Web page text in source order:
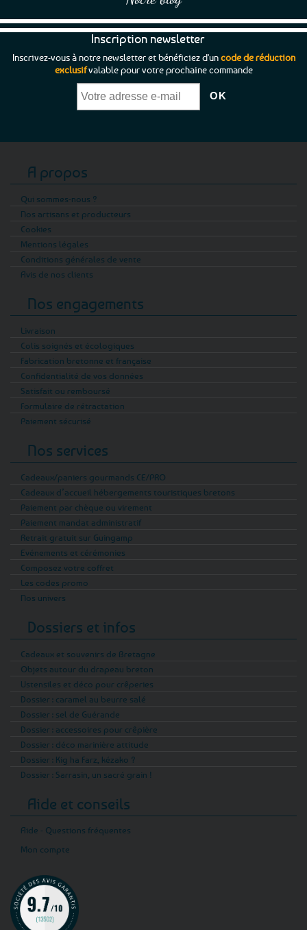
Inscription newsletter
Inscrivez-vous à notre newsletter et bénéficiez d'uncode de réduction
exclusifvalable pour votre prochaine commande
A propos
Qui sommes-nous ?
Nos artisans et producteurs
Cookies
Mentions légales
Conditions générales de vente
Avis de nos clients
Nos engagements
Livraison
Colis soignés et écologiques
Fabrication bretonne et française
Confidentialité de vos données
Satisfait ou remboursé
Formulaire de rétractation
Paiement sécurisé
Nos services
Cadeaux/paniers gourmands CE/PRO
Cadeaux d’accueil hébergements touristiques bretons
Paiement par chèque ou virement
Paiement mandat administratif
Retrait gratuit sur Guingamp
Evénements et cérémonies
Composez votre coffret
Les codes promo
Nos univers
Dossiers et infos
Cadeaux et souvenirs de Bretagne
Objets autour du drapeau breton
Ustensiles et déco pour crêperies
Dossier : caramel au beurre salé
Dossier : sel de Guérande
Dossier : accessoires pour crêpière
Dossier : déco marinière attitude
Dossier : Kig ha Farz, kézako ?
Dossier : Sarrasin, un sacré grain !
Aide et conseils
Aide - Questions fréquentes
Mon compte